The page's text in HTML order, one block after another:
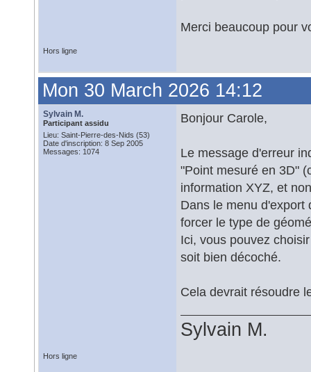
Merci beaucoup pour
Hors ligne
Mon 30 March 2026 14:12
Sylvain M.
Participant assidu
Lieu: Saint-Pierre-des-Nids (53)
Date d'inscription: 8 Sep 2005
Messages: 1074
Bonjour Carole,
Le message d'erreur
"Point mesuré en 3D"
information XYZ, et
Dans le menu d'export
forcer le type de
Ici, vous pouvez
soit bien décoché.
Cela devrait résoudre
Sylvain M.
Hors ligne